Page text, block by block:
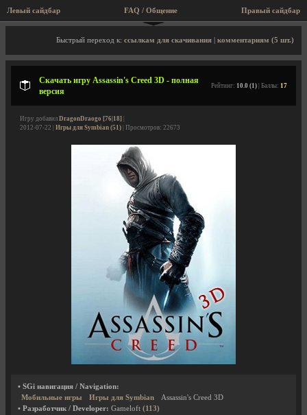
Левый сайдбар Правый сайдбар
FAQ / Общение
Описание игры, скриншоты, видео
Быстрый переход к: ссылкам для скачивания комментариям (5 шт.)
Скачать игру Assassin's Creed 3D - полная
версия
Рейтинг: 10.0 (1) | Баллы: 17
Игру добавил DragonDraogo [76|18]
2012-07-22 | Игры для Symbian (51) | Просмотров: 22673
• SGi навигация / Navigation:
Мобильные игры
Игры для Symbian
Assassin's Creed 3D
• Разработчик / Developer: Gameloft (113)